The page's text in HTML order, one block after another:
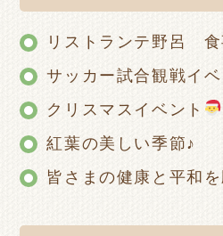
リストランテ野呂 食
サッカー試合観戦イベ
クリスマスイベント
紅葉の美しい季節♪
皆さまの健康と平和